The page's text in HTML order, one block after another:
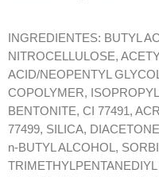
INGREDIENTES: BUTYL
NITROCELLULOSE,
ACID/NEOPENTYL
COPOLYMER,
BENTONITE, CI 77491,
77499, SILICA,
n-BUTYL ALCOHOL,